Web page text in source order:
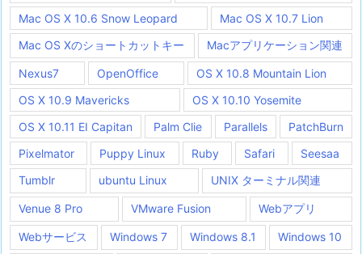
Mac OS X 10.6 Snow Leopard
Mac OS X 10.7 Lion
Mac OS Xのショートカットキー
Macアプリケーション関連
Nexus7 OpenOffice
OS X 10.8 Mountain Lion
OS X 10.9 Mavericks
OS X 10.10 Yosemite
OS X 10.11 EI Capitan
Palm Clie Parallels
PatchBurn
Pixelmator
Puppy Linux Ruby Safari
Seesaa
Tumblr
ubuntu Linux UNIX ターミナル関連
Venue 8 Pro VMware Fusion Webアプリ
Webサービス Windows 7 Windows 8.1 Windows 10